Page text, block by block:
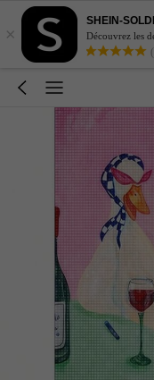
×
SHEIN-
Découvrez les